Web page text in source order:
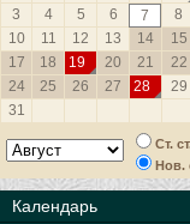
3
4 5 6 7 8
10
11 12 13 14 15
17
18 19 20 21 22
24
25 26 27 28 29
31
Ст.
Нов.
Календарь